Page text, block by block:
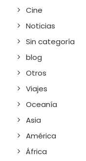
Cine
Noticias
Sin categoría
blog
Otros
Viajes
Oceanía
Asia
América
África